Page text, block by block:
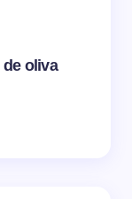
de oliva